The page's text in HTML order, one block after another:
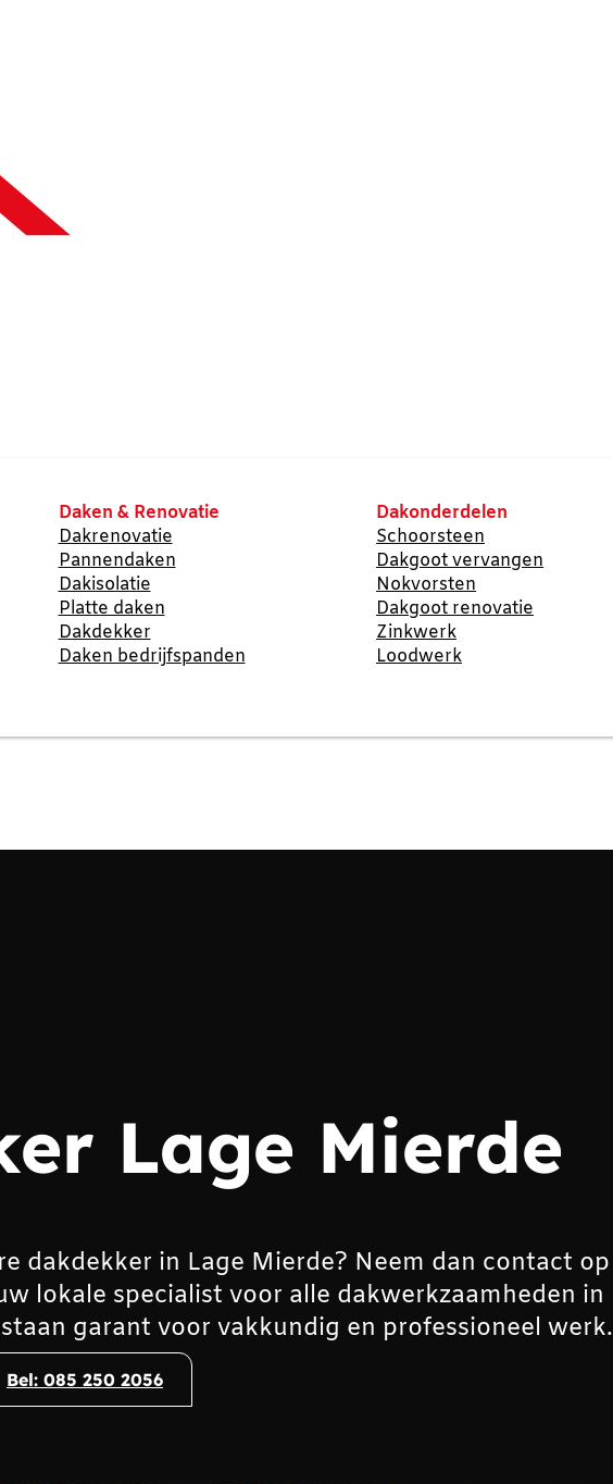
Daken & Renovatie
Dakrenovatie
Pannendaken
Dakisolatie
Platte daken
Dakdekker
Daken bedrijfspanden
Dakonderdelen
Schoorsteen
Dakgoot vervangen
Nokvorsten
Dakgoot renovatie
Zinkwerk
Loodwerk
Lage Mierde
dakdekker in Lage Mierde? Neem dan contact op
lokale specialist voor alle dakwerkzaamheden in
garant voor vakkundig en professioneel werk.
Bel: 085 250 2056